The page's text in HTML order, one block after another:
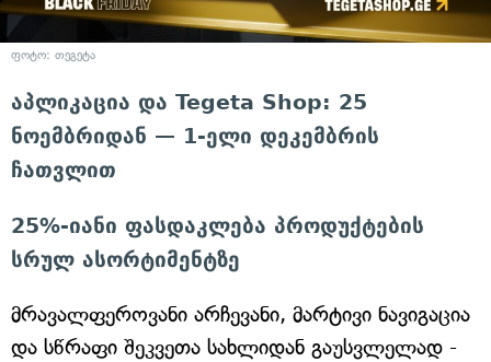
ფოტო: თეგეტა
აპლიკაცია და Tegeta Shop: 25
ნოემბრიდან — 1-ელი დეკემბრის
ჩათვლით
25%-იანი ფასდაკლება პროდუქტების
სრულ ასორტიმენტზე
მრავალფეროვანი არჩევანი, მარტივი ნავიგაცია
და სწრაფი შეკვეთა სახლიდან გაუსვლელად -